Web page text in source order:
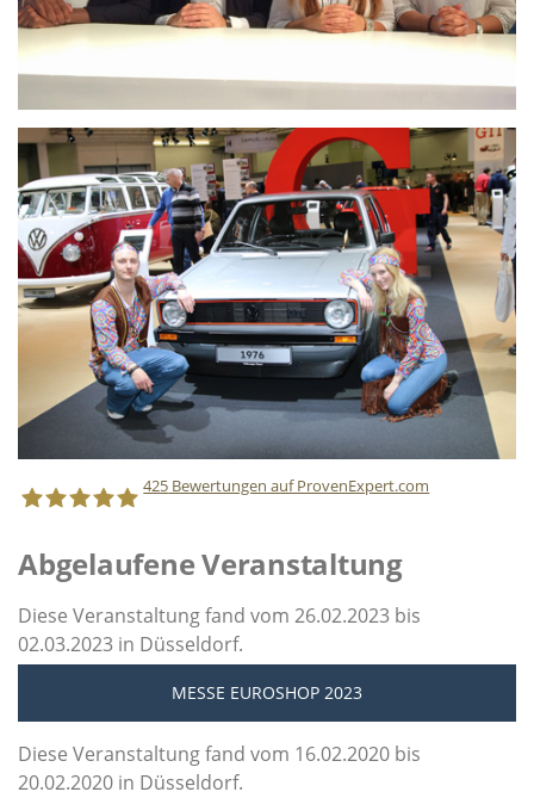
Staff Direct GmbH
425 Bewertungen auf ProvenExpert.com
Abgelaufene Veranstaltung
Diese Veranstaltung fand vom 26.02.2023 bis
02.03.2023 in Düsseldorf.
MESSE EUROSHOP 2023
Diese Veranstaltung fand vom 16.02.2020 bis
20.02.2020 in Düsseldorf.